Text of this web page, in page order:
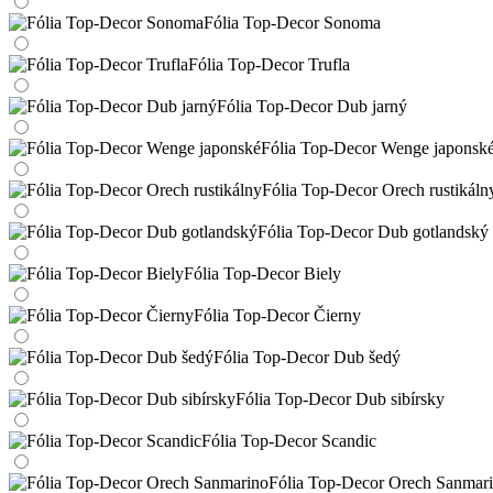
Fólia Top-Decor Sonoma
Fólia Top-Decor Trufla
Fólia Top-Decor Dub jarný
Fólia Top-Decor Wenge
Fólia Top-Decor Orech
Fólia Top-Decor Dub gotlandský
Fólia Top-Decor Biely
Fólia Top-Decor Čierny
Fólia Top-Decor Dub šedý
Fólia Top-Decor Dub sibírsky
Fólia Top-Decor Scandic
Fólia Top-Decor Orech